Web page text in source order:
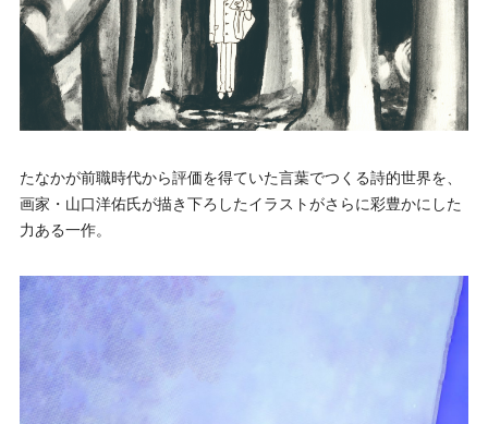
たなかが前職時代から評価を得ていた言葉でつくる詩的世界を、
画家・山口洋佑氏が描き下ろしたイラストがさらに彩豊かにした
力ある一作。